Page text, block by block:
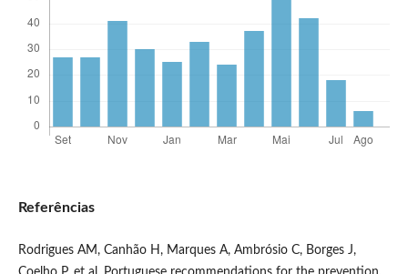
Referências
Rodrigues AM, Canhão H, Marques A, Ambrósio C, Borges J,